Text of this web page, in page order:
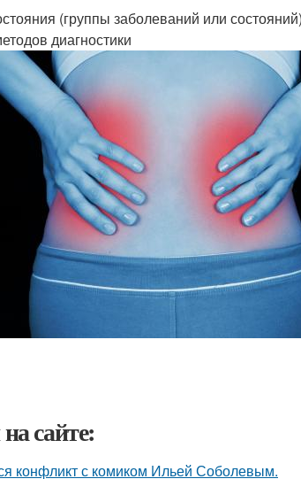
(группы заболеваний или
диагностики
сайте:
конфликт с комиком Ильей Соболевым.